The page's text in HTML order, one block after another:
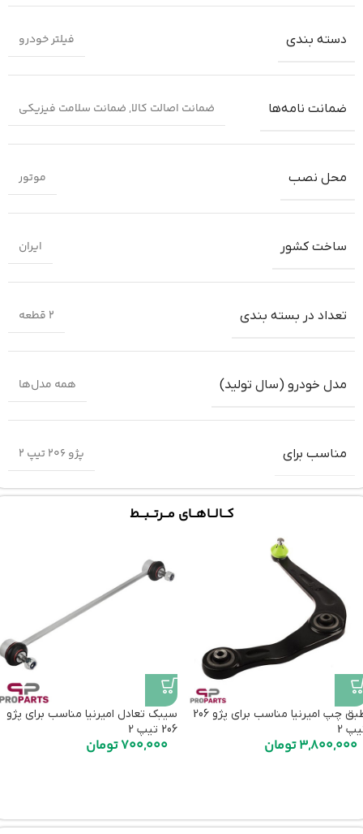
دسته بندی فیلتر خودرو
ضمانت‌ نامه‌ها ضمانت اصالت کالا, ضمانت سلامت فیزیکی
محل نصب موتور
ساخت کشور ایران
تعداد در بسته بندی 2 قطعه
مدل خودرو (سال تولید) همه مدل‌ها
مناسب برای پژو 206 تیپ 2
کـــالـــاهـــای مـــرتـــبـــط
طبق چپ امیرنیا مناسب برای پژو 206
2
3,800,000تومان
سیبک تعادل امیرنیا مناسب برای پژو
206 تیپ 2
700,000تومان